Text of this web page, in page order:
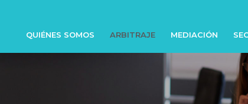
QUIÉNES SOMOS ARBITRAJE MEDIACIÓN